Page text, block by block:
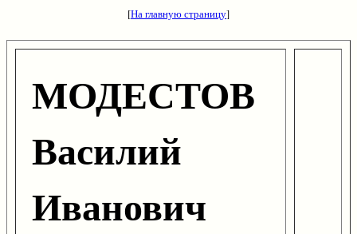
[На главную страницу]
МОДЕСТОВ
Василий
Иванович